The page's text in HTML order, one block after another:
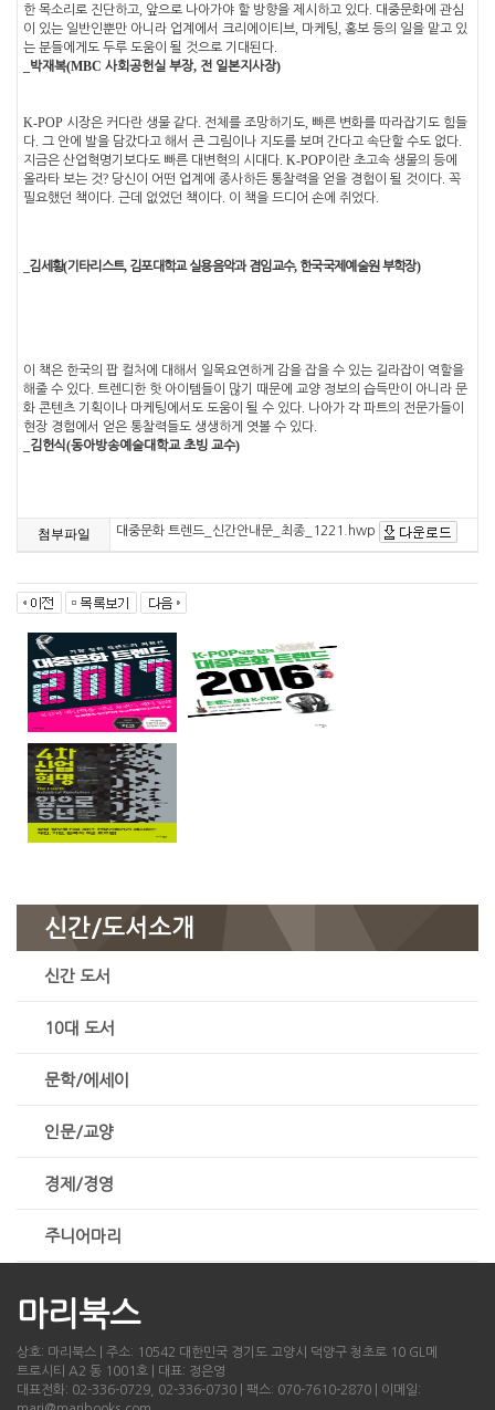
한 목소리로 진단하고, 앞으로 나아가야 할 방향을 제시하고 있다. 대중문화에 관심
이 있는 일반인뿐만 아니라 업계에서 크리에이티브, 마케팅, 홍보 등의 일을 맡고 있
는 분들에게도 두루 도움이 될 것으로 기대된다.
박재복(MBC 사회공헌실 부장, 전 일본지사장)
K-POP 시장은 커다란 생물 같다. 전체를 조망하기도, 빠른 변화를 따라잡기도 힘들
다. 그 안에 발을 담갔다고 해서 큰 그림이나 지도를 보며 간다고 속단할 수도 없다.
지금은 산업혁명기보다도 빠른 대변혁의 시대다. K-POP이란 초고속 생물의 등에
올라타 보는 것? 당신이 어떤 업계에 종사하든 통찰력을 얻을 경험이 될 것이다. 꼭
필요했던 책이다. 근데 없었던 책이다. 이 책을 드디어 손에 쥐었다.
김세황(기타리스트, 김포대학교 실용음악과 겸임교수, 한국국제예술원 부학장)
이 책은 한국의 팝 컬처에 대해서 일목요연하게 감을 잡을 수 있는 길라잡이 역할을
해줄 수 있다. 트렌디한 핫 아이템들이 많기 때문에 교양 정보의 습득만이 아니라 문
화 콘텐츠 기획이나 마케팅에서도 도움이 될 수 있다. 나아가 각 파트의 전문가들이
현장 경험에서 얻은 통찰력들도 생생하게 엿볼 수 있다.
김헌식(동아방송예술대학교 초빙 교수)
첨부파일 대중문화 트렌드_신간안내문_최종_1221.hwp
신간/도서소개
신간 도서
10대 도서
문학/에세이
인문/교양
경제/경영
주니어마리
마리북스
상호: 마리북스 | 주소: 10542 대한민국 경기도 고양시 덕양구 청초로 10 GL메
트로시티 A2 동 1001호 | 대표: 정은영
대표전화: 02-336-0729, 02-336-0730 | 팩스: 070-7610-2870 | 이메일: